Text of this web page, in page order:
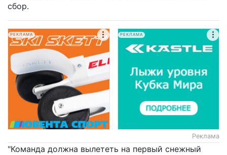
сбор.
РЕКЛАМА РЕКЛАМА
Реклама
"Команда должна вылететь на первый снежный